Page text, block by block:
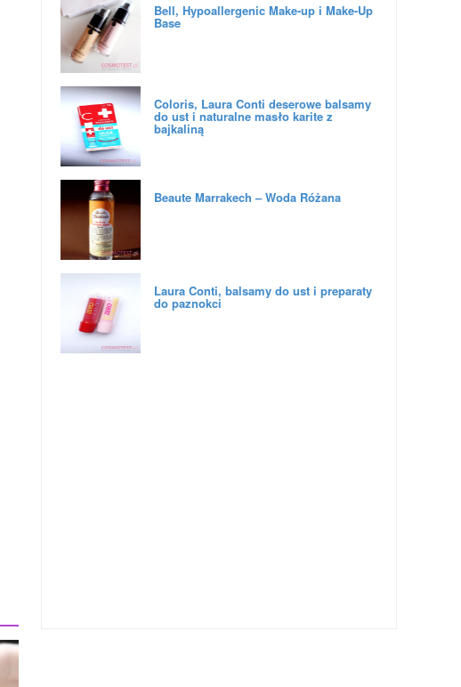
Bell, Hypoallergenic Make-up i Make-Up
Base
Coloris, Laura Conti deserowe balsamy
do ust i naturalne masło karite z
bajkaliną
Beaute Marrakech – Woda Różana
Laura Conti, balsamy do ust i preparaty
do paznokci